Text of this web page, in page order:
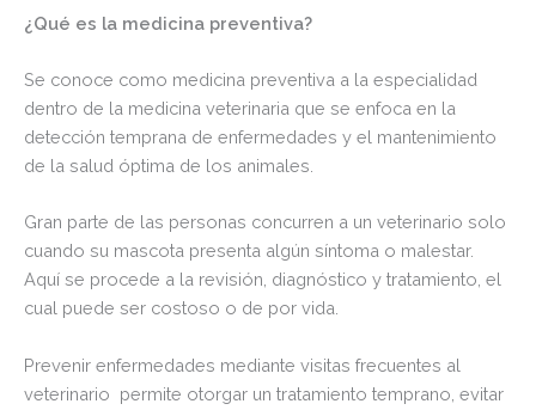
¿Qué es la medicina preventiva?
Se conoce como medicina preventiva a la especialidad
dentro de la medicina veterinaria que se enfoca en la
detección temprana de enfermedades y el mantenimiento
de la salud óptima de los animales.
Gran parte de las personas concurren a un veterinario solo
cuando su mascota presenta algún síntoma o malestar.
Aquí se procede a la revisión, diagnóstico y tratamiento, el
cual puede ser costoso o de por vida.
Prevenir enfermedades mediante visitas frecuentes al
veterinario permite otorgar un tratamiento temprano, evitar